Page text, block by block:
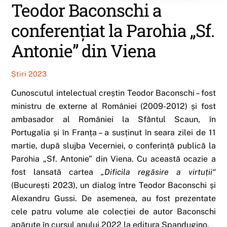
Teodor Baconschi a
conferențiat la Parohia „Sf.
Antonie” din Viena
Știri 2023
Cunoscutul intelectual creștin Teodor Baconschi – fost
ministru de externe al României (2009-2012) și fost
ambasador al României la Sfântul Scaun, în
Portugalia și în Franța – a susținut în seara zilei de 11
martie, după slujba Vecerniei, o conferință publică la
Parohia „Sf. Antonie” din Viena. Cu această ocazie a
fost lansată cartea „Dificila regăsire a virtuții“
(București 2023), un dialog între Teodor Baconschi și
Alexandru Gussi. De asemenea, au fost prezentate
cele patru volume ale colecției de autor Baconschi
apărute în cursul anului 2022 la editura Spandugino.